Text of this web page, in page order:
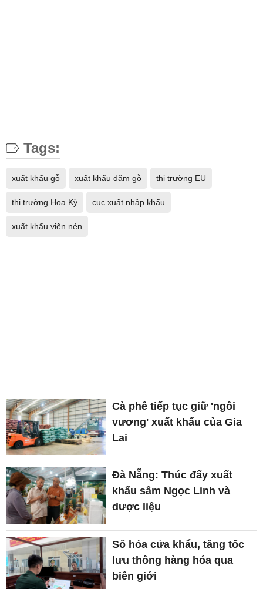
Tags:
xuất khẩu gỗ xuất khẩu dăm gỗ thị trường EU
thị trường Hoa Kỳ cục xuất nhập khẩu
xuất khẩu viên nén
Cà phê tiếp tục giữ 'ngôi
vương' xuất khẩu của Gia
Lai
Đà Nẵng: Thúc đẩy xuất
khẩu sâm Ngọc Linh và
dược liệu
Số hóa cửa khẩu, tăng tốc
lưu thông hàng hóa qua
biên giới